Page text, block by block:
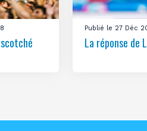
Publié le 27 Déc
La réponse de